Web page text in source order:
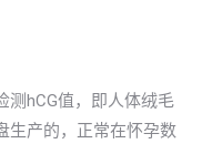
测hCG值，即人体绒毛
生产的，正常在怀孕数